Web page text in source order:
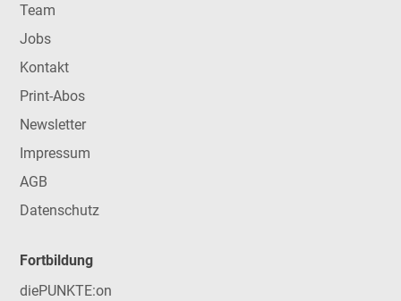
Team
Jobs
Kontakt
Print-Abos
Newsletter
Impressum
AGB
Datenschutz
Fortbildung
diePUNKTE:on